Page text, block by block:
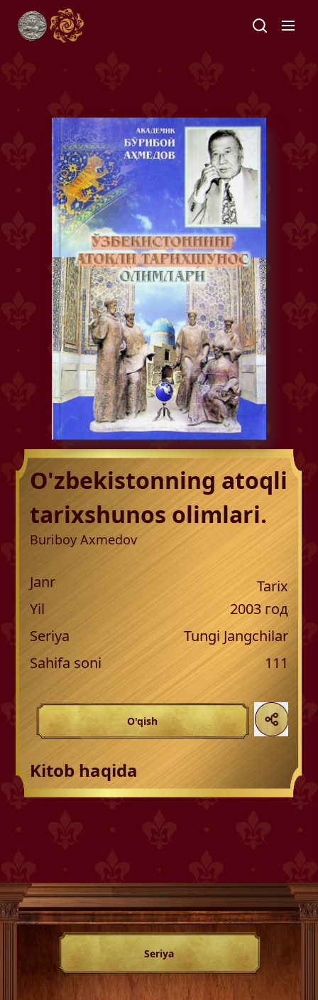
O'zbekistonning atoqli
tarixshunos olimlari.
Buriboy Axmedov
Janr
Tarix
Yil
2003год
Seriya
Tungi Jangchilar
Sahifa soni
111
O'qish
Kitob haqida
Seriya